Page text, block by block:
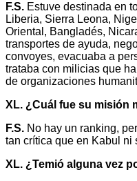
F.S. Estuve destinada en
Liberia, Sierra Leona,
Oriental, Bangladés,
transportes de ayuda,
convoyes, evacuaba a
trataba con milicias que
de organizaciones
XL. ¿Cuál fue su misión
F.S. No hay un ranking,
tan crítica que en Kabul
XL. ¿Temió alguna vez